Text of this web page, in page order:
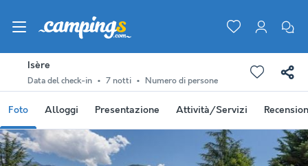
Isère
Data del check-in 7 notti Numero di persone
Foto Alloggi Presentazione Attività/Servizi